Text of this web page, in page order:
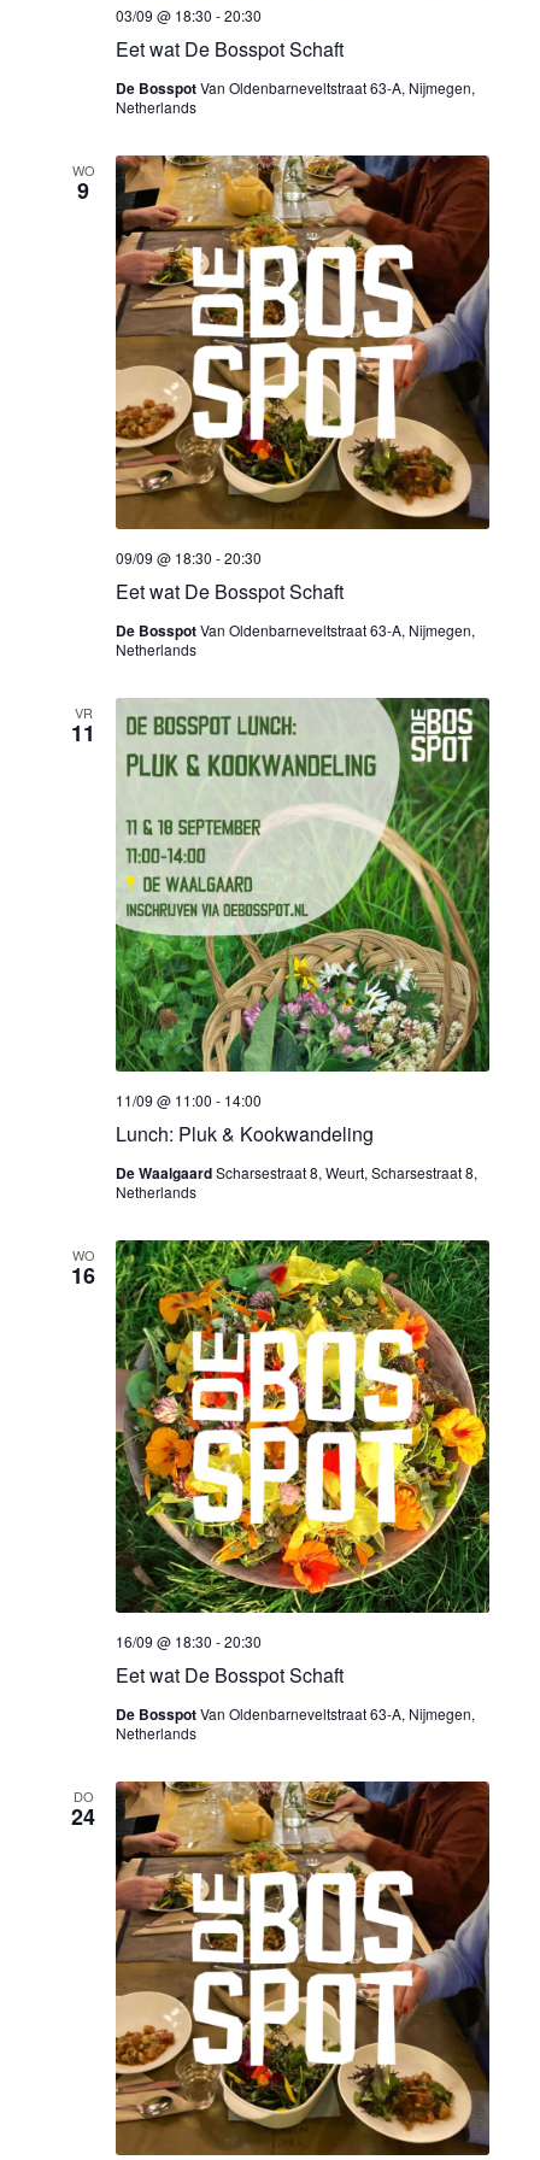
e
k
e
n
e
n
w
e
e
r
v
e
n
n
a
v
i
g
a
t
r
g
a
v
e
n
n
a
v
a
t
i
e
Eet wat De Bosspot Schaft
03/09 @ 18:30 -20:30
De BosspotVan Oldenbarneveltstraat 63-A, Nijmegen,
Netherlands
WO
9
Eet wat De Bosspot Schaft
09/09 @ 18:30 -20:30
De BosspotVan Oldenbarneveltstraat 63-A, Nijmegen,
Netherlands
VR
11
Lunch: Pluk & Kookwandeling
11/09 @ 11:00 - 14:00
De WaalgaardScharsestraat 8, Weurt, Scharsestraat 8,
Netherlands
WO
16
Eet wat De Bosspot Schaft
16/09 @ 18:30 -20:30
De BosspotVan Oldenbarneveltstraat 63-A, Nijmegen,
Netherlands
DO
24